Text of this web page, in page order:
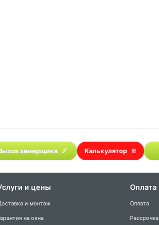
замерщика Калькулятор
и цены
и монтаж
на окна
Оплата
Оплата
Рассрочка